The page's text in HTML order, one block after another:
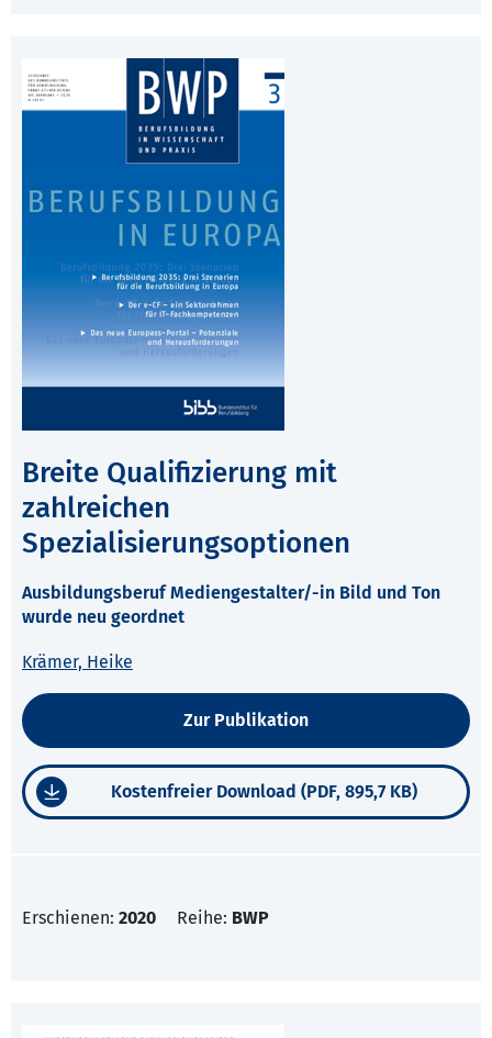
Breite Qualifizierung mit
zahlreichen
Spezialisierungsoptionen
Ausbildungsberuf Mediengestalter/-in Bild und Ton
wurde neu geordnet
Krämer, Heike
Zur Publikation
Kostenfreier Download (PDF, 895,7 KB)
Erschienen: 2020 Reihe: BWP